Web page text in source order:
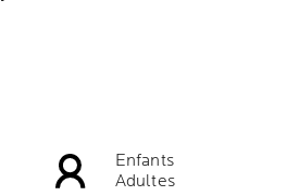
Enfants
Adultes